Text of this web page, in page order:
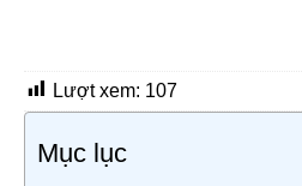
Lượt xem: 107
Mục lục